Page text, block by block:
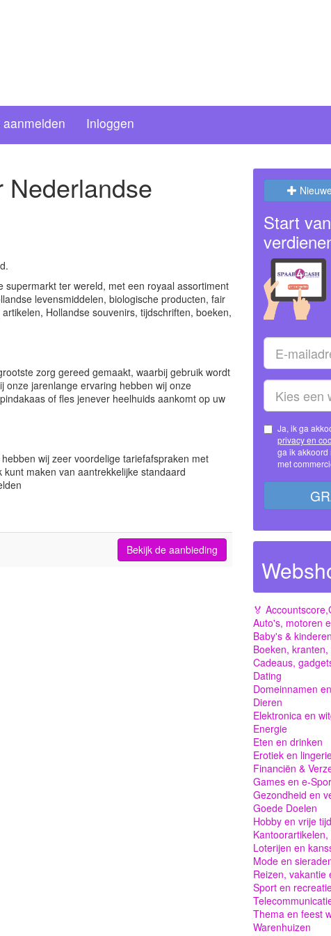
Inloggen
Nederlandse
ter wereld, met een royaal assortiment
levensmiddelen, biologische producten, fair
Hollandse souvenirs, tijdschriften, boeken,
zorg gereed gemaakt, waarbij gebruik wordt
onze jarenlange ervaring hebben wij onze
of fles jenever heelhuids aankomt op uw
wij zeer voordelige tariefafspraken met
maken van aantrekkelijke standaard
Bekijk de aanbieding
Start
Ja, ik ga
privacy en
ga ik akkoord
met
🏅
Auto's, motoren
Baby's &
Boeken,
Cadeaus,
Dating
Domeinnamen
Dieren
Elektronica en
Energie
Eten en drinken
Erotiek en
Financiën &
Games en e-
Gezondheid en
Goede Doelen
Hobby en vrije tijd
Loterijen en
Mode en
Reizen, vakantie
Sport en
Thema en feest
Warenhuizen